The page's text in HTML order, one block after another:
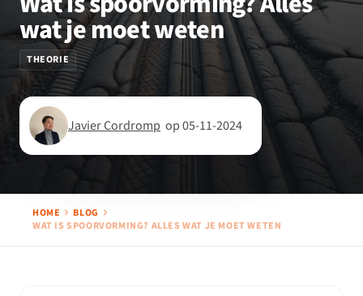
wat je moet weten
THEORIE
Javier Cordromp op 05-11-2024
HOME
BLOG
WAT IS SPOORVORMING? ALLES WAT JE MOET WETEN